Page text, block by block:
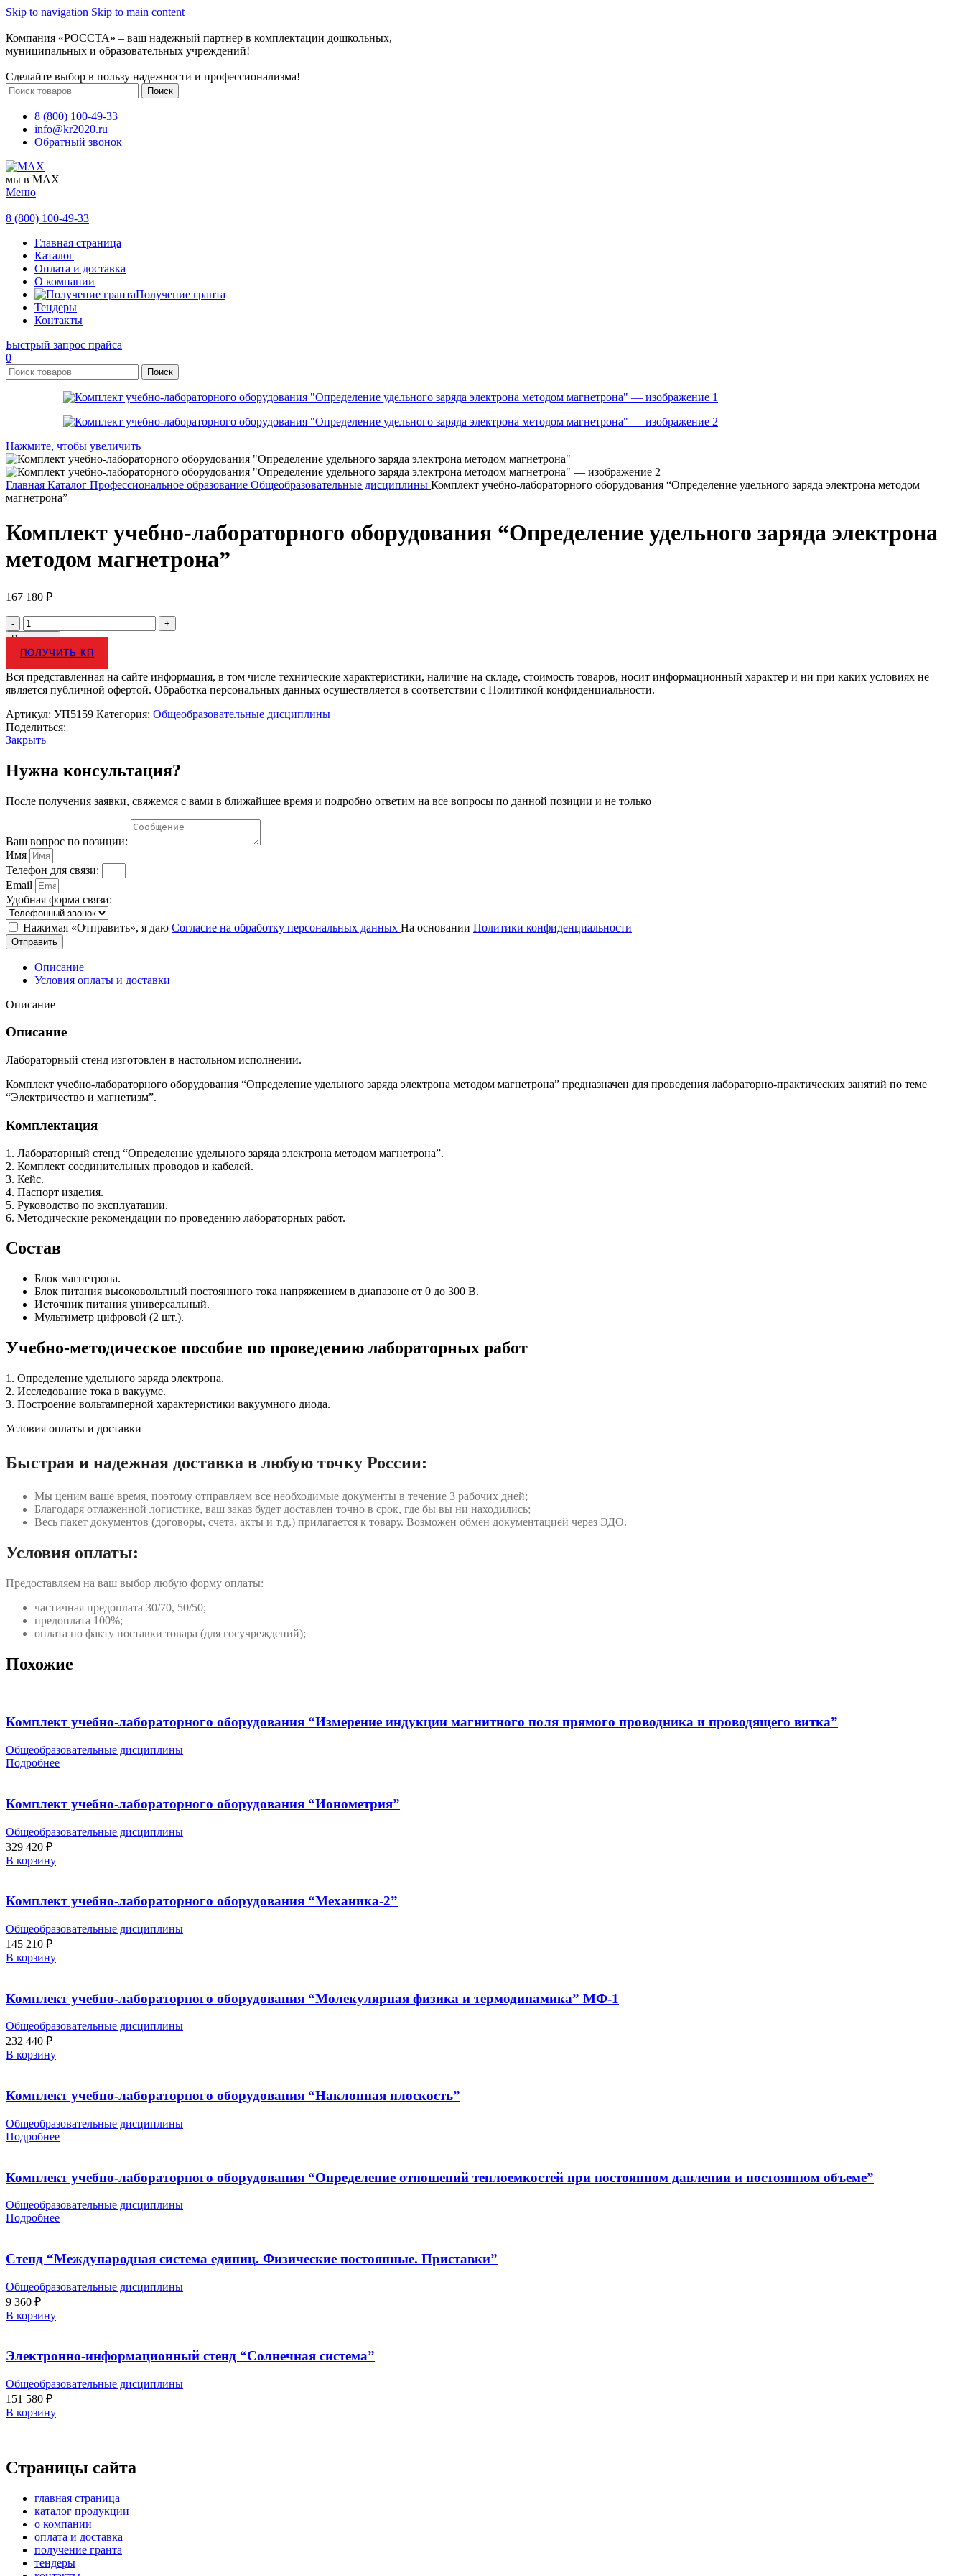
Skip to navigation Skip to main content
Компания «РОССТА» – ваш надежный партнер в комплектации дошкольных,
муниципальных и образовательных учреждений!
Сделайте выбор в пользу надежности и профессионализма!
Поиск
8 (800) 100-49-33
info@kr2020.ru
Обратный звонок
мы в MAX
Меню
8 (800) 100-49-33
Главная страница
Каталог
Оплата и доставка
О компании
Получение гранта
Тендеры
Контакты
Быстрый запрос прайса
0
Поиск
Нажмите, чтобы увеличить
Главная Каталог Профессиональное образование Общеобразовательные дисциплины Комплект учебно-лабораторного оборудования “Определение удельного заряда электрона методом
магнетрона”
Комплект учебно-лабораторного оборудования “Определение удельного заряда электрона
методом магнетрона”
167 180 ₽
Количество
товара
Комплект
учебно-
лабораторного
оборудования
"Определение
удельного
заряда
электрона
В корзину
ПОЛУЧИТЬ КП
Вся представленная на сайте информация, в том числе технические характеристики, наличие на складе, стоимость товаров, носит информационный характер и ни при каких условиях не
является публичной офертой. Обработка персональных данных осуществляется в соответствии с Политикой конфиденциальности.
Артикул: УП5159 Категория: Общеобразовательные дисциплины
Поделиться:
Закрыть
Нужна консультация?
После получения заявки, свяжемся с вами в ближайшее время и подробно ответим на все вопросы по данной позиции и не только
Ваш вопрос по позиции:
Имя
Телефон для связи:
Email
Удобная форма связи:
Нажимая «Отправить», я даю Согласие на обработку персональных данных На основании Политики конфиденциальности
Отправить
Описание
Условия оплаты и доставки
Описание
Описание
Лабораторный стенд изготовлен в настольном исполнении.
Комплект учебно-лабораторного оборудования “Определение удельного заряда электрона методом магнетрона” предназначен для проведения лабораторно-практических занятий по теме
“Электричество и магнетизм”.
Комплектация
1. Лабораторный стенд “Определение удельного заряда электрона методом магнетрона”.
2. Комплект соединительных проводов и кабелей.
3. Кейс.
4. Паспорт изделия.
5. Руководство по эксплуатации.
6. Методические рекомендации по проведению лабораторных работ.
Состав
Блок магнетрона.
Блок питания высоковольтный постоянного тока напряжением в диапазоне от 0 до 300 В.
Источник питания универсальный.
Мультиметр цифровой (2 шт.).
Учебно-методическое пособие по проведению лабораторных работ
1. Определение удельного заряда электрона.
2. Исследование тока в вакууме.
3. Построение вольтамперной характеристики вакуумного диода.
Условия оплаты и доставки
Быстрая и надежная доставка в любую точку России:
Мы ценим ваше время, поэтому отправляем все необходимые документы в течение 3 рабочих дней;
Благодаря отлаженной логистике, ваш заказ будет доставлен точно в срок, где бы вы ни находились;
Весь пакет документов (договоры, счета, акты и т.д.) прилагается к товару. Возможен обмен документацией через ЭДО.
Условия оплаты:
Предоставляем на ваш выбор любую форму оплаты:
частичная предоплата 30/70, 50/50;
предоплата 100%;
оплата по факту поставки товара (для госучреждений);
Похожие
Комплект учебно-лабораторного оборудования “Измерение индукции магнитного поля прямого проводника и проводящего витка”
Общеобразовательные дисциплины
Подробнее
Комплект учебно-лабораторного оборудования “Ионометрия”
Общеобразовательные дисциплины
329 420 ₽
В корзину
Комплект учебно-лабораторного оборудования “Механика-2”
Общеобразовательные дисциплины
145 210 ₽
В корзину
Комплект учебно-лабораторного оборудования “Молекулярная физика и термодинамика” МФ-1
Общеобразовательные дисциплины
232 440 ₽
В корзину
Комплект учебно-лабораторного оборудования “Наклонная плоскость”
Общеобразовательные дисциплины
Подробнее
Комплект учебно-лабораторного оборудования “Определение отношений теплоемкостей при постоянном давлении и постоянном объеме”
Общеобразовательные дисциплины
Подробнее
Стенд “Международная система единиц. Физические постоянные. Приставки”
Общеобразовательные дисциплины
9 360 ₽
В корзину
Электронно-информационный стенд “Солнечная система”
Общеобразовательные дисциплины
151 580 ₽
В корзину
Страницы сайта
главная страница
каталог продукции
о компании
оплата и доставка
получение гранта
тендеры